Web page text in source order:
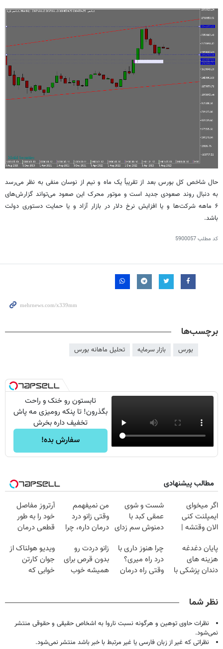
حال شاخص کل بورس بعد از تقریباً یک ماه و نیم از نوسان منفی به نظر می‌رسد
به دنبال روند صعودی جدید است و موتور محرک این صعود می‌تواند گزارش‌های
۶ ماهه شرکت‌ها و یا افزایش نرخ دلار در بازار آزاد و یا حمایت دستوری دولت
باشد.
کد مطلب5900057
برچسب‌ها
بورس بازار سرمایه تحلیل ماهانه بورس
تابستون رو خنک و راحت
بگذرون! تا پنکه رومیزی مه پاش
تخفیف داره بخرش
سفارش بده!
مطالب پیشنهادی
اگر میخوای
ایمپلنت کنی
الان وقتشه |
میلیون تومان!!!
شست و شوی
عمقی کبد با
دمنوش سم زدای
من نمیفهمم
وقتی زانو درد
درمان داره، چرا
تحمل میکنی؟❗
آرتروز مفاصل
خود را به طور
قطعی درمان
◗پرسش‌نامه◖
پایان دغدغه
هزینه های
دندان پزشکی با
چرا هنوز داری با
درد راه میری؟
وقتی راه درمان
زانو دردت رو
بدون قرص برای
همیشه خوب
ویدیو هولناک از
جوان کارتن
خوابی که
نظر شما
نظرات حاوی توهین و هرگونه نسبت ناروا به اشخاص حقیقی و حقوقی منتشر
نمی‌شود.
نظراتی که غیر از زبان فارسی یا غیر مرتبط با خبر باشد منتشر نمی‌شود.